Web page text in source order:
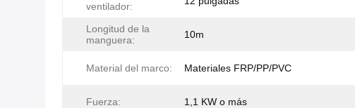
ventilador:
Longitud de la
manguera:
10m
Material del marco: Materiales FRP/PP/PVC
Fuerza: 1,1 KW o más